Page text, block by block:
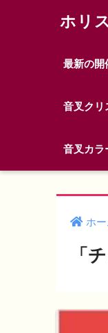
ホリ
最新の開
音叉クリ
音叉カラ
ホー
「